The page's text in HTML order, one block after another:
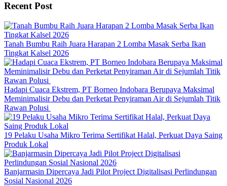
Recent Post
Tanah Bumbu Raih Juara Harapan 2 Lomba Masak Serba Ikan
Tingkat Kalsel 2026
Hadapi Cuaca Ekstrem, PT Borneo Indobara Berupaya Maksimal
Meminimalisir Debu dan Perketat Penyiraman Air di Sejumlah Titik
Rawan Polusi
19 Pelaku Usaha Mikro Terima Sertifikat Halal, Perkuat Daya Saing
Produk Lokal
Banjarmasin Dipercaya Jadi Pilot Project Digitalisasi Perlindungan
Sosial Nasional 2026